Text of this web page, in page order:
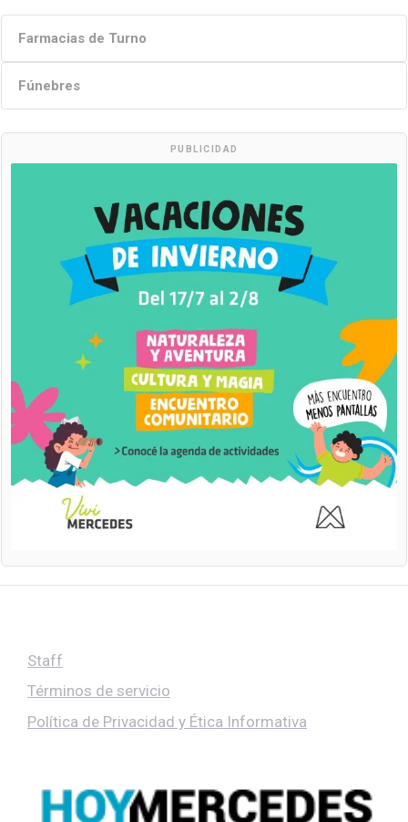
Farmacias de Turno
Fúnebres
PUBLICIDAD
Staff
Términos de servicio
Política de Privacidad y Ética Informativa